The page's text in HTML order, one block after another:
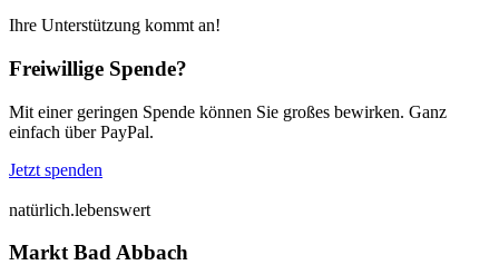
Ihre Unterstützung kommt an!
Freiwillige Spende?
Mit einer geringen Spende können Sie großes bewirken. Ganz
einfach über PayPal.
Jetzt spenden
natürlich.lebenswert
Markt Bad Abbach